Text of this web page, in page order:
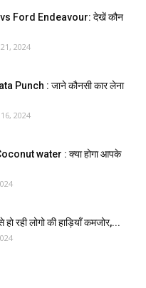
Ford Endeavour: देखें कौन
2024
Punch : जाने कौनसी कार लेना
2024
water : क्या होगा आपके
रही लोगो की हाड़ियाँ कमजोर,...